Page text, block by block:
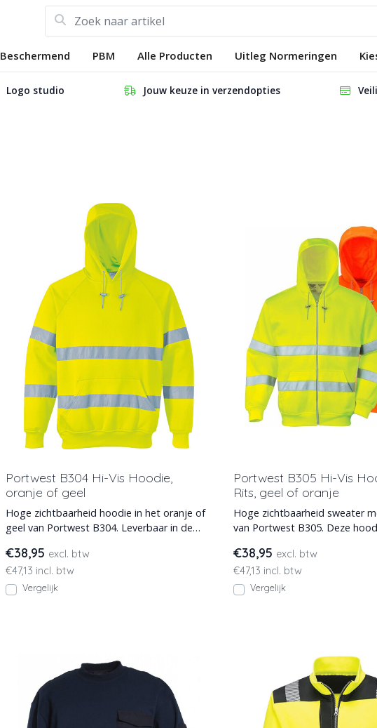
Beschermend PBM Alle Producten Uitleg Normeringen
Logo studio Jouw keuze in verzendopties
Portwest B304 Hi-Vis Hoodie,
oranje of geel
Hoge zichtbaarheid hoodie in het oranje of
geel van Portwest B304. Leverbaar in de
€38,95 excl. btw
€47,13 incl. btw
Vergelijk
Portwest B305 Hi-Vis
Rits, geel of oranje
Hoge zichtbaarheid sweater
van Portwest B305. Deze
€38,95 excl. btw
€47,13 incl. btw
Vergelijk